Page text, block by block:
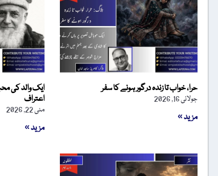
حرا، خواب تا زندہ درگور ہونے کا سفر
جولائی 16, 2026
مزید »
ایک والد کی
اعتراف
مئی 22, 2026
مزید »